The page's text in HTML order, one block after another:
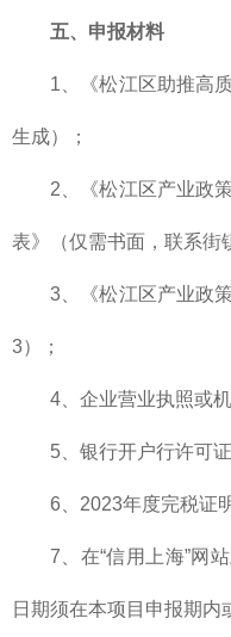
五、申报材料
1、《松江区助推高
生成）；
2、《松江区产业政
表》（仅需书面，联系街
3、《松江区产业政
3）；
4、企业营业执照或
5、银行开户行许可
6、2023年度完税证
7、在“信用上海”网
日期须在本项目申报期内